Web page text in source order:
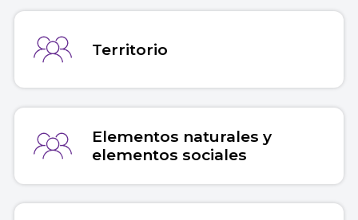
Territorio
Elementos naturales y
elementos sociales